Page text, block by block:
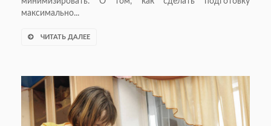
максимально...
ЧИТАТЬ ДАЛЕЕ